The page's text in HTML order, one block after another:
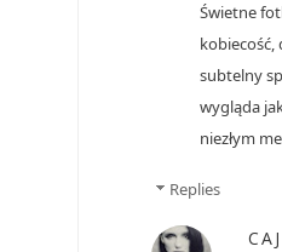
Świetne
kobiecość,
subtelny
wygląda
niezłym
Replies